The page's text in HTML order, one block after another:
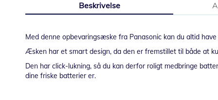
af
Beskrivelse
Med denne opbevaringsæske fra Panasonic kan du altid
Æsken har et smart design, da den er fremstillet til både at
Den har click-lukning, så du kan derfor roligt medbringe
dine friske batterier er.